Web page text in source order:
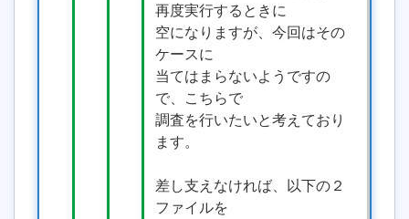
再度実行するときに
空になりますが、今回はその
ケースに
当てはまらないようですの
で、こちらで
調査を行いたいと考えており
ます。
差し支えなければ、以下の２
ファイルを